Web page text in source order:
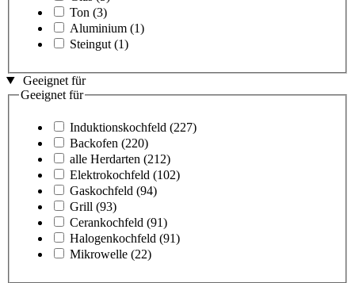
Ton (3)
Aluminium (1)
Steingut (1)
Geeignet für
Geeignet für
Induktionskochfeld (227)
Backofen (220)
alle Herdarten (212)
Elektrokochfeld (102)
Gaskochfeld (94)
Grill (93)
Cerankochfeld (91)
Halogenkochfeld (91)
Mikrowelle (22)